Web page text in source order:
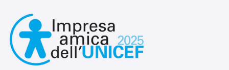
ET15 6x139.7
Foro centrale: 67.1mm
Esaurito
ARCASTING Racer Matt